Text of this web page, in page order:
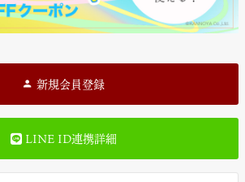
新規会員登録
LINE ID連携詳細